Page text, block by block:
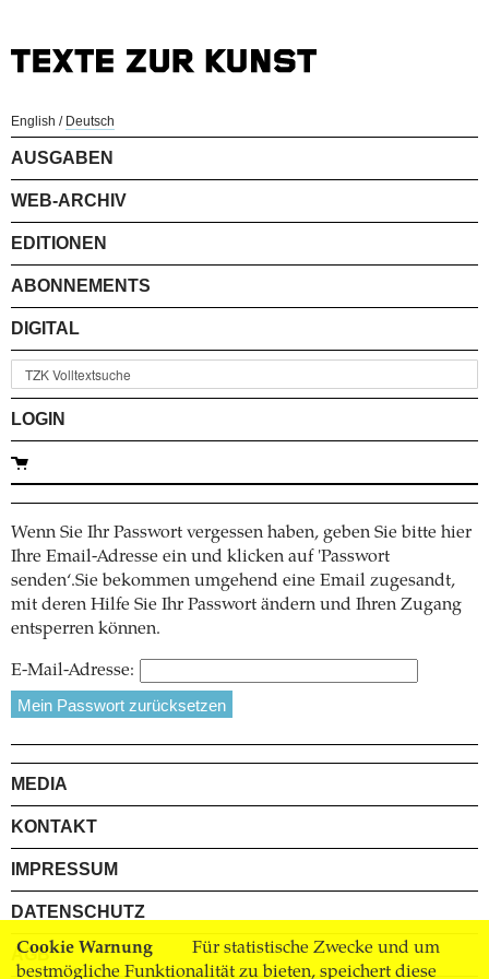
Cookie Warnung
Für statistische Zwecke und um
bestmögliche Funktionalität zu bieten, speichert diese
English / Deutsch
AUSGABEN
WEB-ARCHIV
EDITIONEN
ABONNEMENTS
DIGITAL
LOGIN
Wenn Sie Ihr Passwort vergessen haben, geben Sie bitte hier
Ihre Email-Adresse ein und klicken auf 'Passwort
senden‘.Sie bekommen umgehend eine Email zugesandt,
mit deren Hilfe Sie Ihr Passwort ändern und Ihren Zugang
entsperren können.
E-Mail-Adresse:
MEDIA
KONTAKT
IMPRESSUM
DATENSCHUTZ
AGB